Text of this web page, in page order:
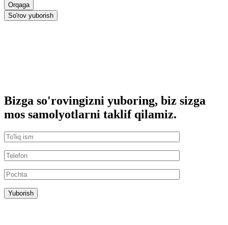
Orqaga
So'rov yuborish
Bizga so'rovingizni yuboring, biz sizga
mos samolyotlarni taklif qilamiz.